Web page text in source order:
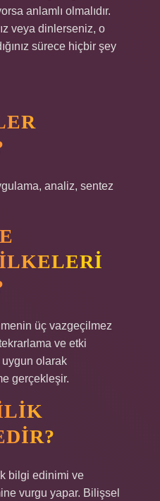
anlamlı olmalıdır.
veya dinlerseniz, o
sürece hiçbir şey
analiz, sentez
üç vazgeçilmez
ve etki
uygun olarak
gerçekleşir.
bilgi edinimi ve
vurgu yapar. Bilişsel